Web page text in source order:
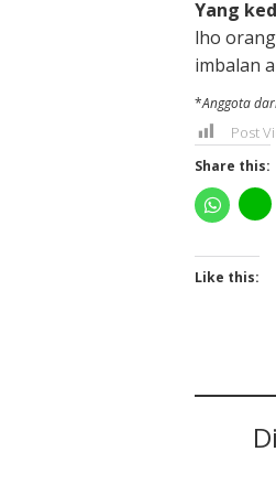
Yang
lho
imbalan
*Anggota
Post
Share this:
Like this: